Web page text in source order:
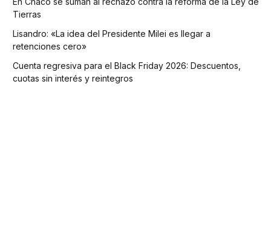
Tierras
Lisandro: «La idea del Presidente Milei es llegar a
retenciones cero»
Cuenta regresiva para el Black Friday 2026: Descuentos,
cuotas sin interés y reintegros